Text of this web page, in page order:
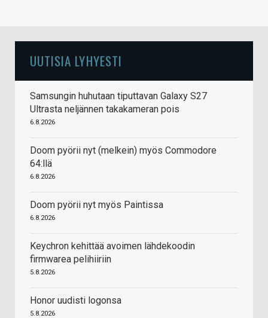
UUTISIA LYHYESTI
Samsungin huhutaan tiputtavan Galaxy S27
Ultrasta neljännen takakameran pois
6.8.2026
Doom pyörii nyt (melkein) myös Commodore
64:llä
6.8.2026
Doom pyörii nyt myös Paintissa
6.8.2026
Keychron kehittää avoimen lähdekoodin
firmwarea pelihiiriin
5.8.2026
Honor uudisti logonsa
5.8.2026